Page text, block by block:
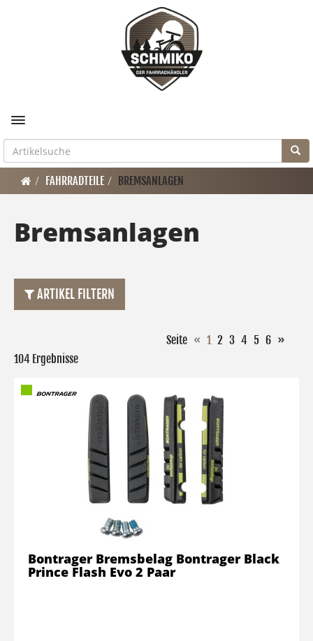
Toggle navigation
FAHRRADTEILE BREMSANLAGEN
Bremsanlagen
ARTIKEL FILTERN
Seite « 1 2 3 4 5 6 »
104 Ergebnisse
Bontrager Bremsbelag Bontrager Black
Prince Flash Evo 2 Paar